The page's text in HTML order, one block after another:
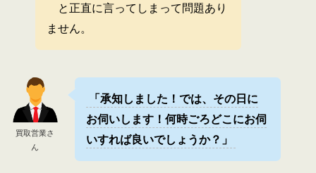
と正直に言ってしまって問題あり
ません。
買取営業さ
ん
「承知しました！では、その日に
お伺いします！何時ごろどこにお伺
いすれば良いでしょうか？」